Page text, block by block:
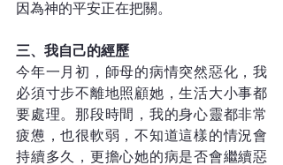
因為神的平安正在把關。
三、我自己的經歷
今年一月初，師母的病情突然惡化，我
必須寸步不離地照顧她，生活大小事都
要處理。那段時間，我的身心靈都非常
疲憊，也很軟弱，不知道這樣的情況會
持續多久，更擔心她的病是否會繼續惡